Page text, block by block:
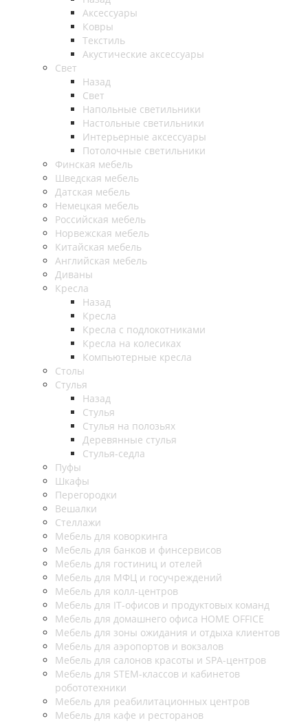
Аксессуары
Ковры
Текстиль
Акустические аксессуары
Свет
Назад
Свет
Напольные светильники
Настольные светильники
Интерьерные аксессуары
Потолочные светильники
Финская мебель
Шведская мебель
Датская мебель
Немецкая мебель
Российская мебель
Норвежская мебель
Китайская мебель
Английская мебель
Диваны
Кресла
Назад
Кресла
Кресла с подлокотниками
Кресла на колесиках
Компьютерные кресла
Столы
Стулья
Назад
Стулья
Стулья на полозьях
Деревянные стулья
Стулья-седла
Пуфы
Шкафы
Перегородки
Вешалки
Стеллажи
Мебель для коворкинга
Мебель для банков и финсервисов
Мебель для гостиниц и отелей
Мебель для МФЦ и госучреждений
Мебель для колл-центров
Мебель для IT-офисов и продуктовых команд
Мебель для домашнего офиса HOME OFFICE
Мебель для зоны ожидания и отдыха клиентов
Мебель для аэропортов и вокзалов
Мебель для салонов красоты и SPA-центров
Мебель для STEM-классов и кабинетов
робототехники
Мебель для реабилитационных центров
Мебель для кафе и ресторанов